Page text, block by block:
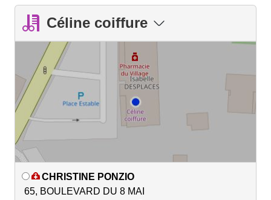
Céline coiffure
CHRISTINE PONZIO
65, BOULEVARD DU 8 MAI